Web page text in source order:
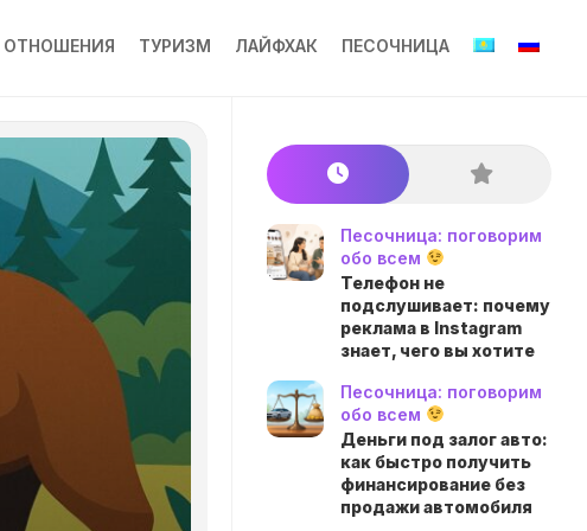
ОТНОШЕНИЯ ТУРИЗМ ЛАЙФХАК ПЕСОЧНИЦА
Песочница: поговорим
обо всем
Телефон не
подслушивает: почему
реклама в Instagram
знает, чего вы хотите
Песочница: поговорим
обо всем
Деньги под залог авто:
как быстро получить
финансирование без
продажи автомобиля